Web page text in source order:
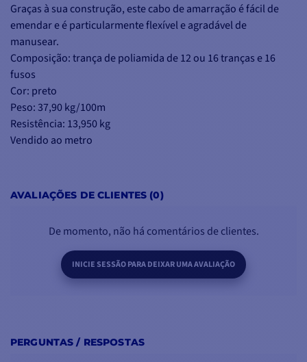
Graças à sua construção, este cabo de amarração é fácil de
emendar e é particularmente flexível e agradável de
manusear.
Composição: trança de poliamida de 12 ou 16 tranças e 16
fusos
Cor: preto
Peso: 37,90 kg/100m
Resistência: 13,950 kg
Vendido ao metro
AVALIAÇÕES DE CLIENTES (0)
De momento, não há comentários de clientes.
INICIE SESSÃO PARA DEIXAR UMA AVALIAÇÃO
PERGUNTAS / RESPOSTAS